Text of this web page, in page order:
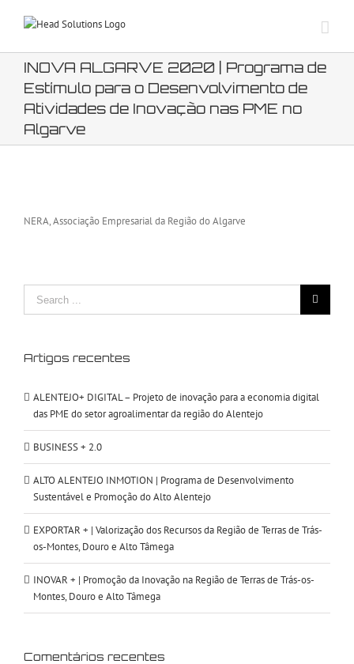
INOVA ALGARVE 2020 | Programa de
Estímulo para o Desenvolvimento de
Atividades de Inovação nas PME no
Algarve
Image
NERA, Associação Empresarial da Região do Algarve
Artigos recentes
ALENTEJO+ DIGITAL – Projeto de inovação para a economia digital
das PME do setor agroalimentar da região do Alentejo
BUSINESS + 2.0
ALTO ALENTEJO INMOTION | Programa de Desenvolvimento
Sustentável e Promoção do Alto Alentejo
EXPORTAR + | Valorização dos Recursos da Região de Terras de Trás-
os-Montes, Douro e Alto Tâmega
INOVAR + | Promoção da Inovação na Região de Terras de Trás-os-
Montes, Douro e Alto Tâmega
Comentários recentes